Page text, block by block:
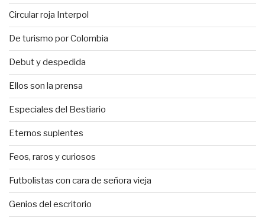
Circular roja Interpol
De turismo por Colombia
Debut y despedida
Ellos son la prensa
Especiales del Bestiario
Eternos suplentes
Feos, raros y curiosos
Futbolistas con cara de señora vieja
Genios del escritorio